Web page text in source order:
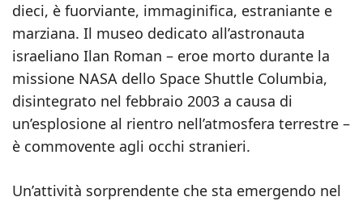
dieci, è fuorviante, immaginifica, estraniante e
marziana. Il museo dedicato all’astronauta
israeliano Ilan Roman – eroe morto durante la
missione NASA dello Space Shuttle Columbia,
disintegrato nel febbraio 2003 a causa di
un’esplosione al rientro nell’atmosfera terrestre –
è commovente agli occhi stranieri.
Un’attività sorprendente che sta emergendo nel